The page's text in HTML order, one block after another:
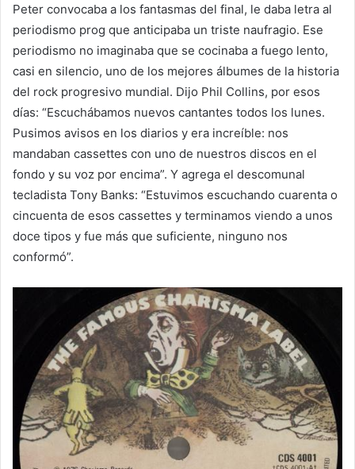
Peter convocaba a los fantasmas del final, le daba letra al
periodismo prog que anticipaba un triste naufragio. Ese
periodismo no imaginaba que se cocinaba a fuego lento,
casi en silencio, uno de los mejores álbumes de la historia
del rock progresivo mundial. Dijo Phil Collins, por esos
días: “Escuchábamos nuevos cantantes todos los lunes.
Pusimos avisos en los diarios y era increíble: nos
mandaban cassettes con uno de nuestros discos en el
fondo y su voz por encima”. Y agrega el descomunal
tecladista Tony Banks: “Estuvimos escuchando cuarenta o
cincuenta de esos cassettes y terminamos viendo a unos
doce tipos y fue más que suficiente, ninguno nos
conformó”.